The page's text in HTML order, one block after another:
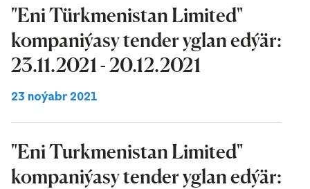
"Eni Türkmenistan Limited"
kompaniýasy tender yglan edýär:
23.11.2021 - 20.12.2021
23 noýabr 2021
"Eni Turkmenistan Limited"
kompaniýasy tender yglan edýär: